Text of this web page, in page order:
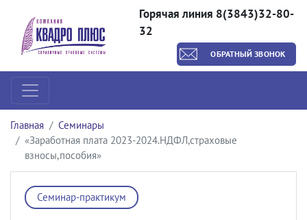
Горячая линия 8(3843)32-80-
32
ОБРАТНЫЙ ЗВОНОК
Главная
Семинары
«Заработная плата 2023-2024.НДФЛ,страховые
взносы,пособия»
Семинар-практикум